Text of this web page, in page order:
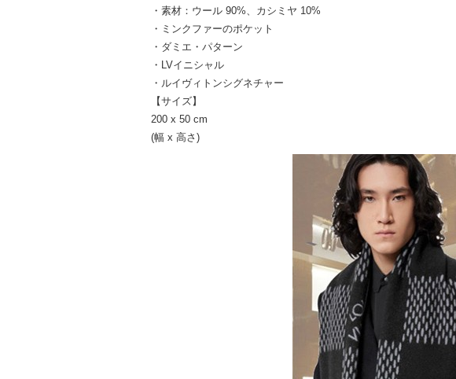
・素材：ウール 90%、カシミヤ 10%
・ミンクファーのポケット
・ダミエ・パターン
・LVイニシャル
・ルイヴィトンシグネチャー
【サイズ】
200 x 50 cm
(幅 x 高さ)